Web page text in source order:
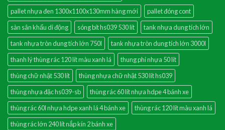
pallet nhựa đen 1300x1100x130mm hàng mới
pallet đóng cont
sàn sân khấu di động
sóng bít hs039 530 lít
tank nhựa dung tích lớn
tank nhựa tròn dung tích lớn 750l
tank nhựa tròn dung tích lớn 3000l
thanh lý thùng rác 120 lít màu xanh lá
thung phi nhựa 50 lít
thùng chữ nhật 530 lít
thùng nhựa chữ nhật 530 lít hs039
thùng nhựa đặc hs039-sb
thùng rác 60 lít nhựa hdpe 4 bánh xe
thùng rác 60l nhựa hdpe xanh lá 4 bánh xe
thùng rác 120 lít màu xanh lá
thùng rác lớn 240 lít nắp kín 2 bánh xe